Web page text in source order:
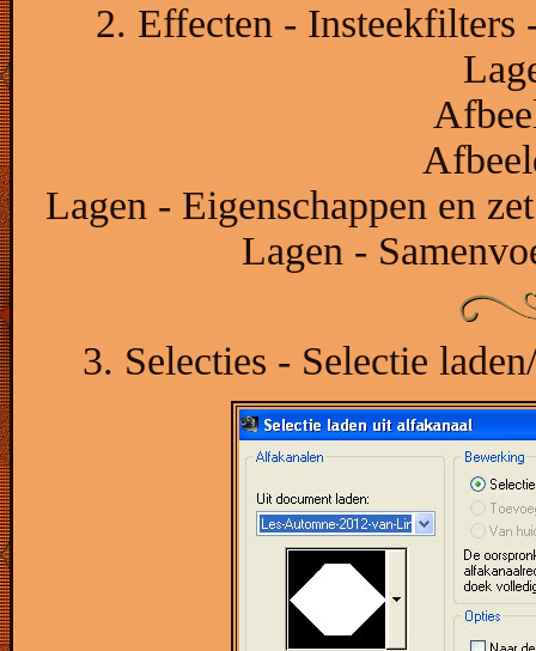
2. Effecten -
Lagen - Eigenschappen en
Lagen -
3. Selecties - Selectie